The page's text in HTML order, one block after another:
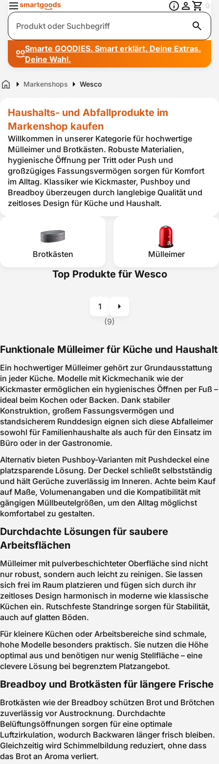
Suche
0
Smarte GOODIES. Smart erklärt. Deine Extras.
Deine Wahl.
Home Markenshops Wesco
Haushalts- und Abfallprodukte im
Markenshop kaufen
Willkommen in unserer Kategorie für hochwertige
Mülleimer und Brotkästen. Robuste Materialien,
hygienische Öffnung per Tritt oder Push und
großzügiges Fassungsvermögen sorgen für Komfort
im Alltag. Klassiker wie Kickmaster, Pushboy und
Breadboy überzeugen durch langlebige Qualität und
zeitloses Design für Küche und Haushalt.
Brotkästen Mülleimer
Top Produkte für Wesco
(9)
1
Funktionale Mülleimer für Küche und Haushalt
Ein hochwertiger Mülleimer gehört zur Grundausstattung
in jeder Küche. Modelle mit Kickmechanik wie der
Kickmaster ermöglichen ein hygienisches Öffnen per Fuß –
ideal beim Kochen oder Backen. Dank stabiler
Konstruktion, großem Fassungsvermögen und
standsicherem Runddesign eignen sich diese Abfalleimer
sowohl für Familienhaushalte als auch für den Einsatz im
Büro oder in der Gastronomie.
Alternativ bieten Pushboy-Varianten mit Pushdeckel eine
platzsparende Lösung. Der Deckel schließt selbstständig
und hält Gerüche zuverlässig im Inneren. Achte beim Kauf
auf Maße, Volumenangaben und die Kompatibilität mit
gängigen Müllbeutelgrößen, um den Alltag möglichst
komfortabel zu gestalten.
Durchdachte Lösungen für saubere
Arbeitsflächen
Mülleimer mit pulverbeschichteter Oberfläche sind nicht
nur robust, sondern auch leicht zu reinigen. Sie lassen
sich frei im Raum platzieren und fügen sich durch ihr
zeitloses Design harmonisch in moderne wie klassische
Küchen ein. Rutschfeste Standringe sorgen für Stabilität,
auch auf glatten Böden.
Für kleinere Küchen oder Arbeitsbereiche sind schmale,
hohe Modelle besonders praktisch. Sie nutzen die Höhe
optimal aus und benötigen nur wenig Stellfläche – eine
clevere Lösung bei begrenztem Platzangebot.
Breadboy und Brotkästen für längere Frische
Brotkästen wie der Breadboy schützen Brot und Brötchen
zuverlässig vor Austrocknung. Durchdachte
Belüftungsöffnungen sorgen für eine optimale
Luftzirkulation, wodurch Backwaren länger frisch bleiben.
Gleichzeitig wird Schimmelbildung reduziert, ohne dass
das Brot an Aroma verliert.